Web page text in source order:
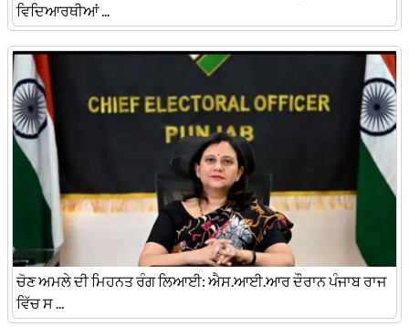
ਵਿਦਿਆਰਥੀਆਂ ...
ਚੋਣ ਅਮਲੇ ਦੀ ਮਿਹਨਤ ਰੰਗ ਲਿਆਈ: ਐਸ.ਆਈ.ਆਰ ਦੌਰਾਨ ਪੰਜਾਬ ਰਾਜ
ਵਿੱਚ ਸ ...